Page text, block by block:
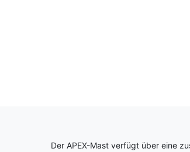
Der APEX-Mast verfügt über eine